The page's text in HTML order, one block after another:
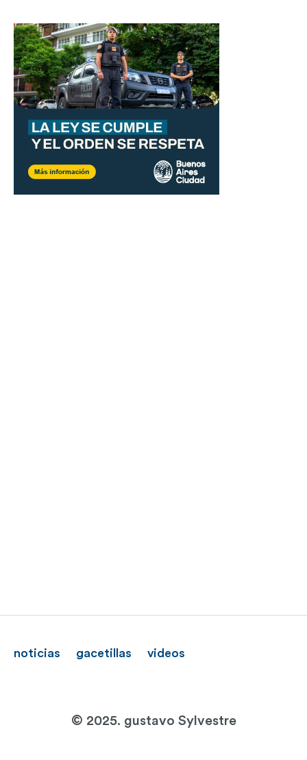
noticias gacetillas videos
© 2025. gustavo Sylvestre